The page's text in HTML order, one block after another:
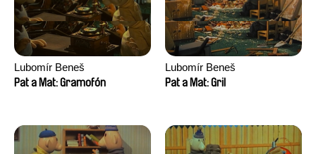
Lubomír Beneš
Pat a Mat: Gramofón
Lubomír Beneš
Pat a Mat: Gril